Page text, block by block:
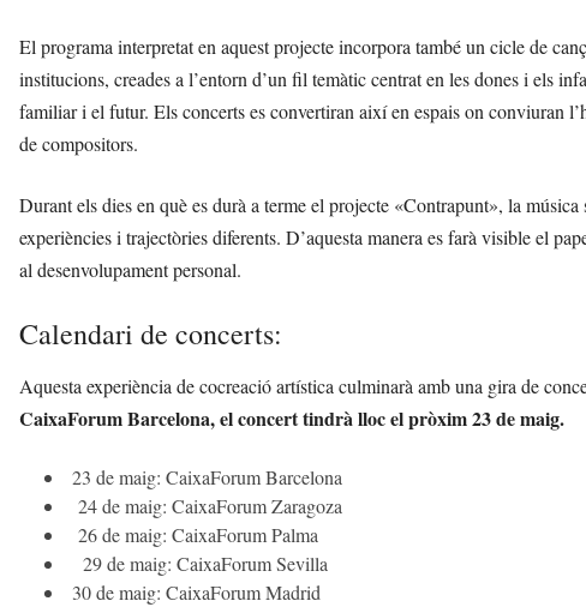
El programa interpretat en aquest projecte incorpora també un cicle de
institucions, creades a l’entorn d’un fil temàtic centrat en les dones i els
familiar i el futur. Els concerts es convertiran així en espais on conviuran
de compositors.
Durant els dies en què es durà a terme el projecte «Contrapunt», la
experiències i trajectòries diferents. D’aquesta manera es farà visible el
al desenvolupament personal.
Calendari de concerts:
Aquesta experiència de cocreació artística culminarà amb una gira de
CaixaForum Barcelona, el concert tindrà lloc el pròxim 23 de maig.
23 de maig: CaixaForum Barcelona
24 de maig: CaixaForum Zaragoza
26 de maig: CaixaForum Palma
29 de maig: CaixaForum Sevilla
30 de maig: CaixaForum Madrid